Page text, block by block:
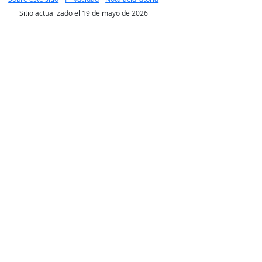
Sitio actualizado el 19 de mayo de 2026